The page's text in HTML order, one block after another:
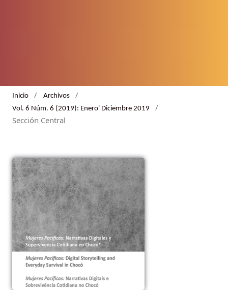
Inicio / Archivos /
Vol. 6 Núm. 6 (2019): Enero' Diciembre 2019
/
Sección Central